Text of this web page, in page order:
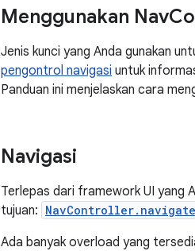
Menggunakan Nav
Jenis kunci yang Anda gunakan
pengontrol navigasi untuk
Panduan ini menjelaskan cara
Navigasi
Terlepas dari framework UI yang
tujuan:
Ada banyak overload yang